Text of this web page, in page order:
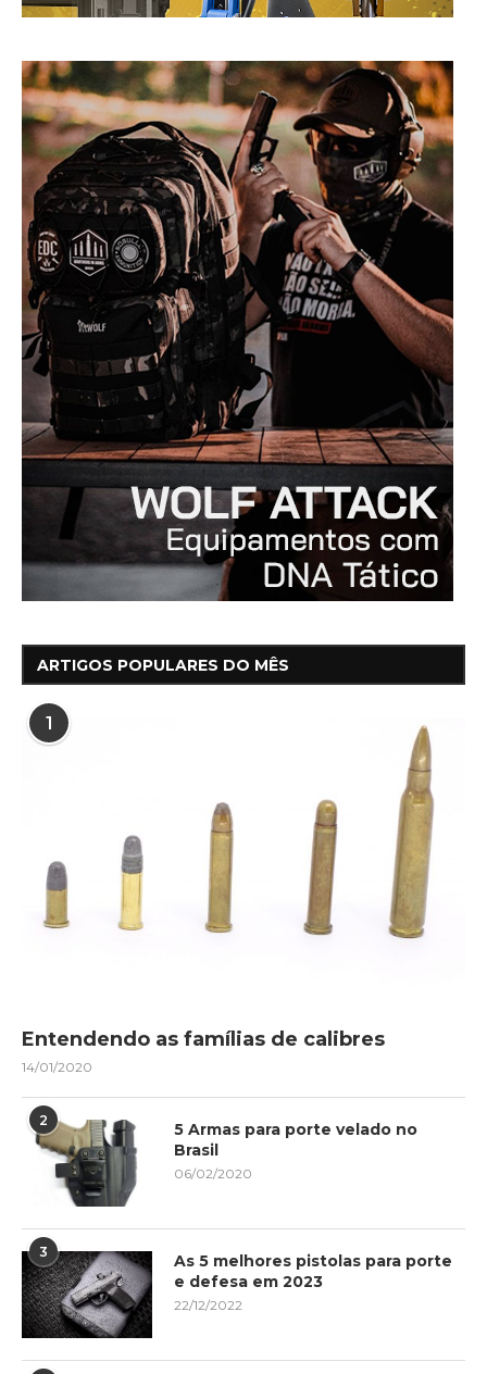
ARTIGOS POPULARES DO MÊS
1
Entendendo as famílias de calibres
14/01/2020
2
5 Armas para porte velado no
Brasil
06/02/2020
3
As 5 melhores pistolas para porte
e defesa em 2023
22/12/2022